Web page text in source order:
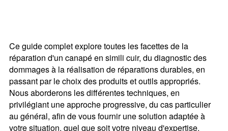
Ce guide complet explore toutes les facettes de la
réparation d'un canapé en simili cuir, du diagnostic des
dommages à la réalisation de réparations durables, en
passant par le choix des produits et outils appropriés.
Nous aborderons les différentes techniques, en
privilégiant une approche progressive, du cas particulier
au général, afin de vous fournir une solution adaptée à
votre situation, quel que soit votre niveau d'expertise.